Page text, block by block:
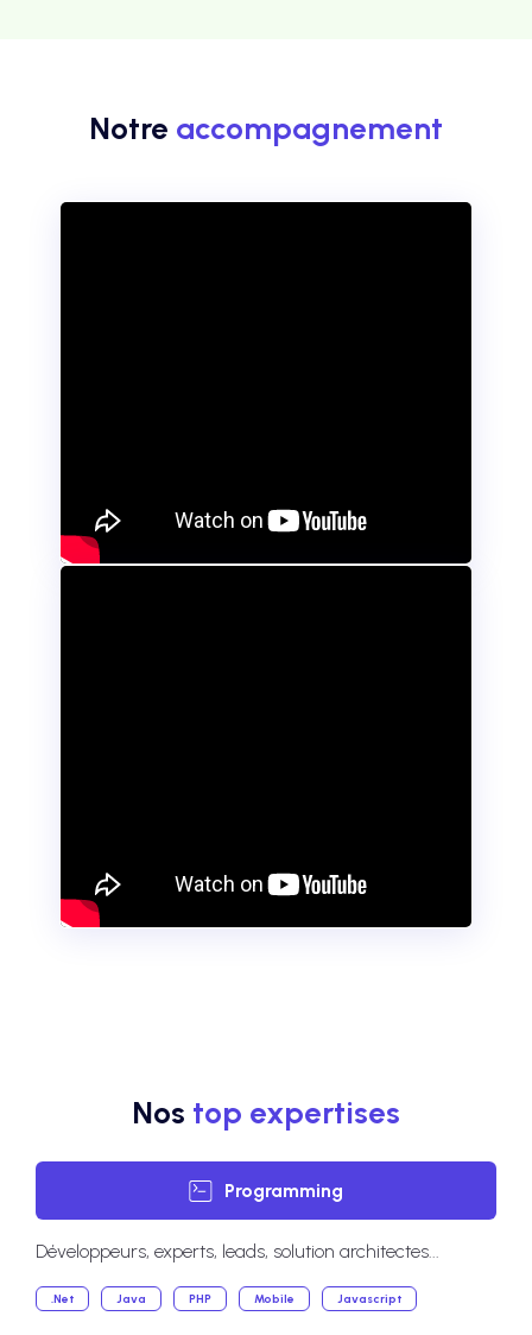
Notre accompagnement
Nos top expertises
Programming
Développeurs, experts, leads, solution architectes...
.Net Java PHP Mobile Javascript